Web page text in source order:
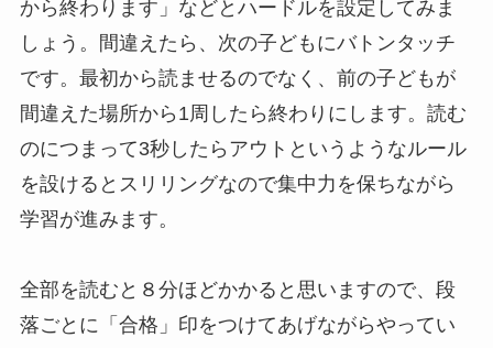
から終わります」などとハードルを設定してみま
しょう。間違えたら、次の子どもにバトンタッチ
です。最初から読ませるのでなく、前の子どもが
間違えた場所から1周したら終わりにします。読む
のにつまって3秒したらアウトというようなルール
を設けるとスリリングなので集中力を保ちながら
学習が進みます。
全部を読むと８分ほどかかると思いますので、段
落ごとに「合格」印をつけてあげながらやってい